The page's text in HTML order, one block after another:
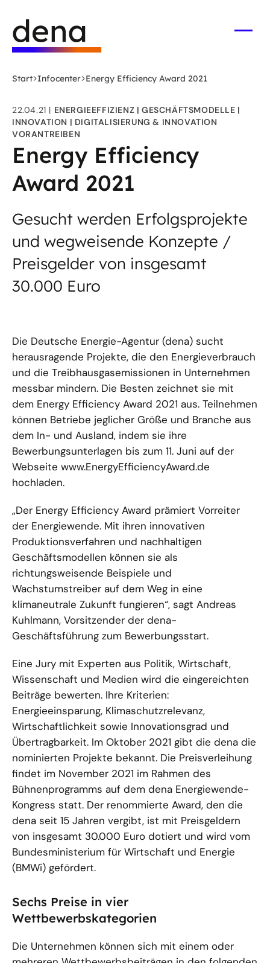
Hauptinhalt
springen
Deutsche
Energie-
Agentur
-
Startseite
Start Infocenter Energy Efficiency Award 2021
22.04.21 ENERGIEEFFIZIENZ
GESCHÄFTSMODELLE
INNOVATION
DIGITALISIERUNG & INNOVATION
VORANTREIBEN
Energy Efficiency
Award 2021
Gesucht werden Erfolgsprojekte
und wegweisende Konzepte /
Preisgelder von insgesamt
30.000 Euro
Die Deutsche Energie-Agentur (dena) sucht
herausragende Projekte, die den Energieverbrauch
und die Treibhausgasemissionen in Unternehmen
messbar mindern. Die Besten zeichnet sie mit
dem Energy Efficiency Award 2021 aus. Teilnehmen
können Betriebe jeglicher Größe und Branche aus
dem In- und Ausland, indem sie ihre
Bewerbungsunterlagen bis zum 11. Juni auf der
Webseite www.EnergyEfficiencyAward.de
hochladen.
„Der Energy Efficiency Award prämiert Vorreiter
der Energiewende. Mit ihren innovativen
Produktionsverfahren und nachhaltigen
Geschäftsmodellen können sie als
richtungsweisende Beispiele und
Wachstumstreiber auf dem Weg in eine
klimaneutrale Zukunft fungieren“, sagt Andreas
Kuhlmann, Vorsitzender der dena-
Geschäftsführung zum Bewerbungsstart.
Eine Jury mit Experten aus Politik, Wirtschaft,
Wissenschaft und Medien wird die eingereichten
Beiträge bewerten. Ihre Kriterien:
Energieeinsparung, Klimaschutzrelevanz,
Wirtschaftlichkeit sowie Innovationsgrad und
Übertragbarkeit. Im Oktober 2021 gibt die dena die
nominierten Projekte bekannt. Die Preisverleihung
findet im November 2021 im Rahmen des
Bühnenprogramms auf dem dena Energiewende-
Kongress statt. Der renommierte Award, den die
dena seit 15 Jahren vergibt, ist mit Preisgeldern
von insgesamt 30.000 Euro dotiert und wird vom
Bundesministerium für Wirtschaft und Energie
(BMWi) gefördert.
Sechs Preise in vier
Wettbewerbskategorien
Die Unternehmen können sich mit einem oder